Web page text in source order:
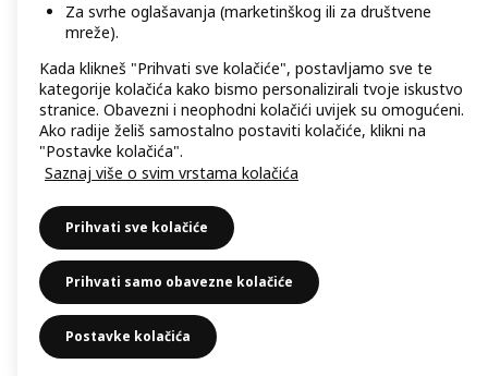
Za svrhe oglašavanja (marketinškog ili za društvene
mreže).
Kada klikneš "Prihvati sve kolačiće", postavljamo sve te
kategorije kolačića kako bismo personalizirali tvoje iskustvo
stranice. Obavezni i neophodni kolačići uvijek su omogućeni.
Ako radije želiš samostalno postaviti kolačiće, klikni na
"Postavke kolačića".
Saznaj više o svim vrstama kolačića
Prihvati sve kolačiće
Prihvati samo obavezne kolačiće
Postavke kolačića